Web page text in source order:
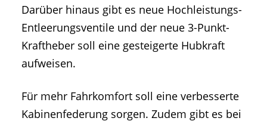
Darüber hinaus gibt es neue Hochleistungs-
Entleerungsventile und der neue 3-Punkt-
Kraftheber soll eine gesteigerte Hubkraft
aufweisen.
Für mehr Fahrkomfort soll eine verbesserte
Kabinenfederung sorgen. Zudem gibt es bei